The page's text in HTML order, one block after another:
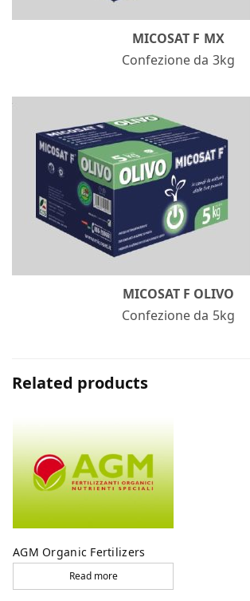
MICOSAT F MX
Confezione da 3kg
MICOSAT F OLIVO
Confezione da 5kg
Related products
AGM Organic Fertilizers
Read more